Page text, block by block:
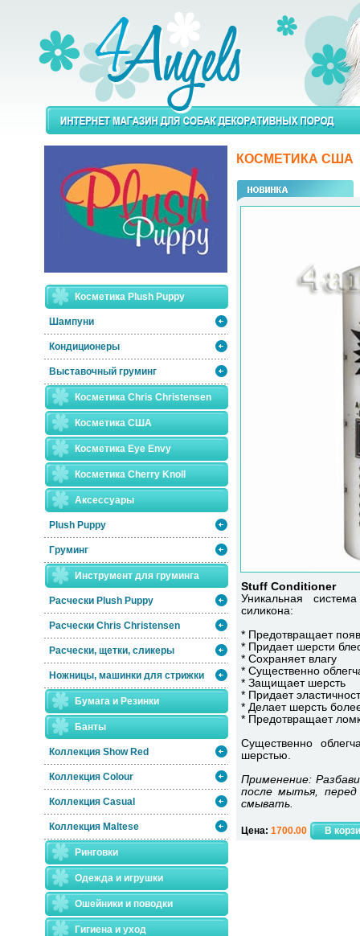
Косметика Plush Puppy
Шампуни
Кондиционеры
Выставочный груминг
Косметика Chris Christensen
Косметика США
Косметика Eye Envy
Косметика Сherry Knoll
Аксессуары
Plush Puppy
Груминг
Инструмент для груминга
Расчески Plush Puppy
Расчески Сhris Christensen
Расчески, щетки, сликеры
Ножницы, машинки для стрижки
Бумага и Резинки
Банты
Коллекция Show Red
Коллекция Colour
Коллекция Casual
Коллекция Maltese
Ринговки
Одежда и игрушки
Ошейники и поводки
Гигиена и уход
КОСМЕТИКА США
Stuff Conditioner
Уникальная
силикона:
* Предотвращает
* Придает шерсти
* Сохраняет влагу
* Существенно
* Защищает шерсть
* Придает
* Делает шерсть
* Предотвращает
Существенно
шерстью.
Применение:
после мытья,
смывать.
Цена: 1700.00